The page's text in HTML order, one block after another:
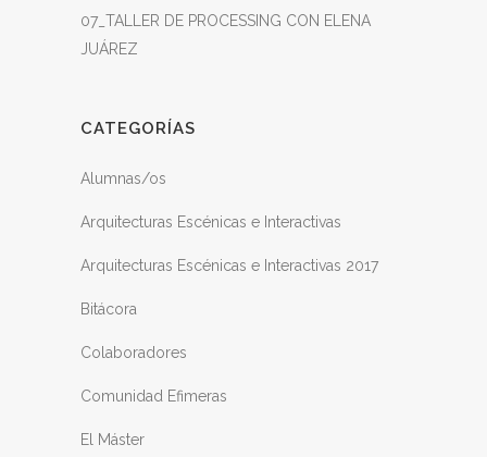
07_TALLER DE PROCESSING CON ELENA
JUÁREZ
CATEGORÍAS
Alumnas/os
Arquitecturas Escénicas e Interactivas
Arquitecturas Escénicas e Interactivas 2017
Bitácora
Colaboradores
Comunidad Efimeras
El Máster